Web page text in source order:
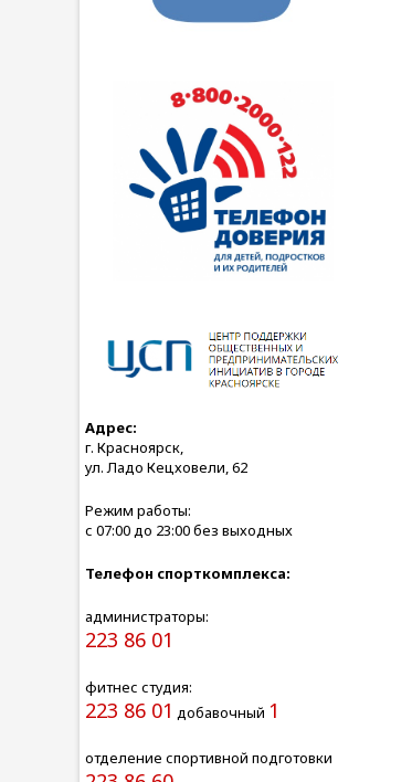
Адрес:
г. Красноярск,
ул. Ладо Кецховели, 62
Режим работы:
с 07:00 до 23:00 без выходных
Телефон спорткомплекса:
администраторы:
223 86 01
фитнес студия:
223 86 01 добавочный 1
отделение спортивной подготовки